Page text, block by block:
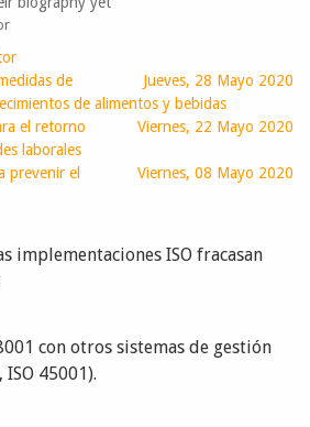
Jueves, 28 Mayo 2020
de
de alimentos y bebidas
Viernes, 22 Mayo 2020
el retorno
laborales
Viernes, 08 Mayo 2020
prevenir el
implementaciones ISO fracasan
con otros sistemas de gestión
ISO 45001).